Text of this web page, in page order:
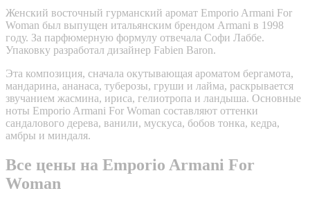
Женский восточный гурманский аромат Emporio Armani For
Woman был выпущен итальянским брендом Armani в 1998
году. За парфюмерную формулу отвечала Софи Лаббе.
Упаковку разработал дизайнер Fabien Baron.
Эта композиция, сначала окутывающая ароматом бергамота,
мандарина, ананаса, туберозы, груши и лайма, раскрывается
звучанием жасмина, ириса, гелиотропа и ландыша. Основные
ноты Emporio Armani For Woman составляют оттенки
сандалового дерева, ванили, мускуса, бобов тонка, кедра,
амбры и миндаля.
Все цены на Emporio Armani For
Woman